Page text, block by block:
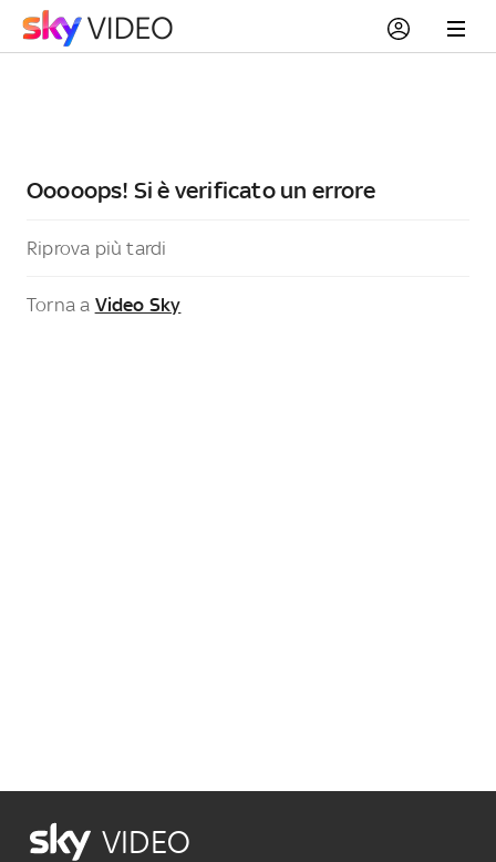
Ooooops! Si è verificato un errore
Riprova più tardi
Torna a Video Sky
VIDEO